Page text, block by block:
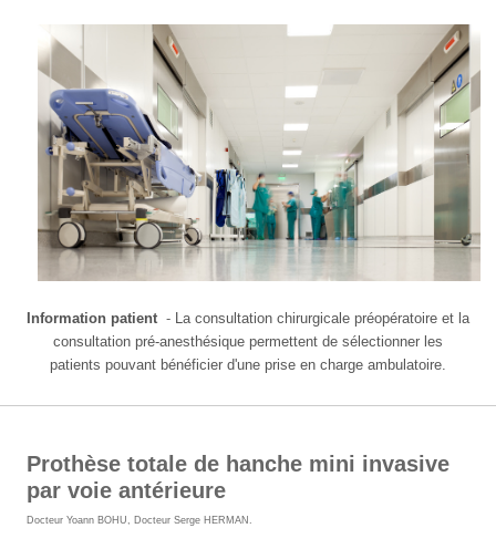
Information patient -
La consultation chirurgicale préopératoire et la
consultation pré-anesthésique permettent de sélectionner les
patients pouvant bénéficier d'une prise en charge ambulatoire.
Prothèse totale de hanche mini invasive
par voie antérieure
Docteur Yoann BOHU Docteur Serge HERMAN